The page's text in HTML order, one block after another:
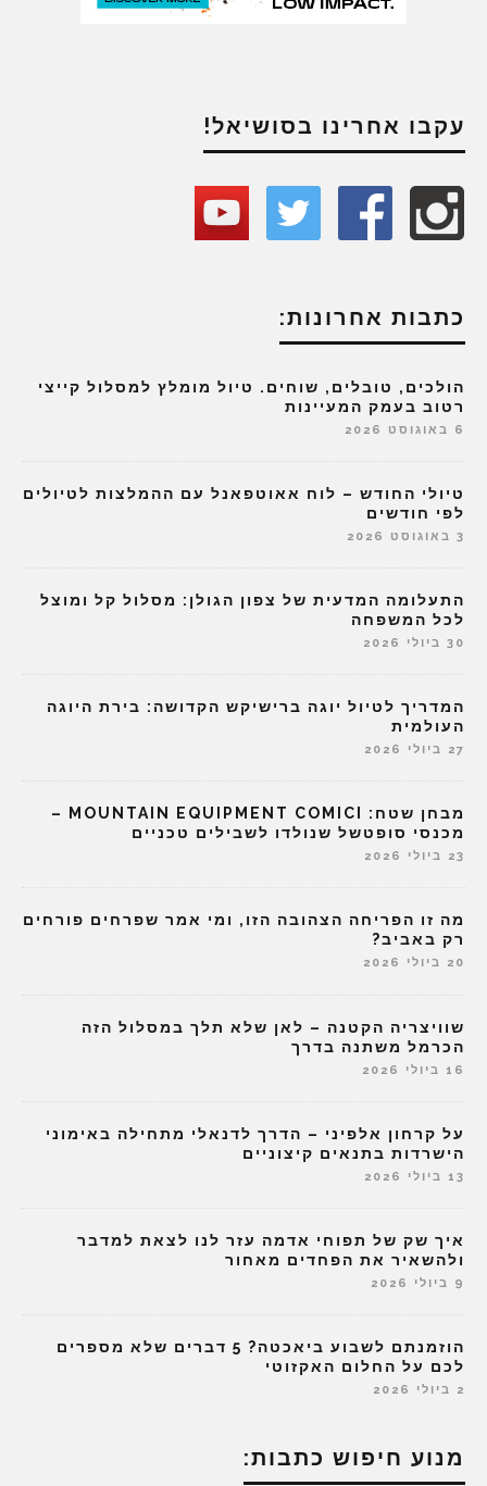
עקבו אחרינו בסושיאל!
כתבות אחרונות:
הולכים, טובלים, שוחים. טיול מומלץ למסלול קייצי
רטוב בעמק המעיינות
6 באוגוסט 2026
טיולי החודש – לוח אאוטפאנל עם ההמלצות לטיולים
לפי חודשים
3 באוגוסט 2026
התעלומה המדעית של צפון הגולן: מסלול קל ומוצל
לכל המשפחה
30 ביולי 2026
המדריך לטיול יוגה ברישיקש הקדושה: בירת היוגה
העולמית
27 ביולי 2026
מבחן שטח: MOUNTAIN EQUIPMENT COMICI –
מכנסי סופטשל שנולדו לשבילים טכניים
23 ביולי 2026
מה זו הפריחה הצהובה הזו, ומי אמר שפרחים פורחים
רק באביב?
20 ביולי 2026
שוויצריה הקטנה – לאן שלא תלך במסלול הזה
הכרמל משתנה בדרך
16 ביולי 2026
על קרחון אלפיני – הדרך לדנאלי מתחילה באימוני
הישרדות בתנאים קיצוניים
13 ביולי 2026
איך שק של תפוחי אדמה עזר לנו לצאת למדבר
ולהשאיר את הפחדים מאחור
9 ביולי 2026
הוזמנתם לשבוע ביאכטה? 5 דברים שלא מספרים
לכם על החלום האקזוטי
2 ביולי 2026
מנוע חיפוש כתבות: